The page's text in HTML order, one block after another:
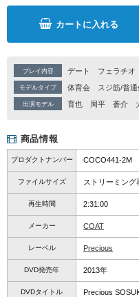
カートに入れる
プレイ内容 デート フェラチオ
モデルタイプ 体育会 スジ筋/普通
出演モデル 育也 周平 蒼介
商品情報
プロダクトナンバー COCO441-2M
ファイルサイズ ストリーミング
再生時間 2:31:00
メーカー COAT
レーベル Precious
DVD発売年 2013年
DVDタイトル Precious